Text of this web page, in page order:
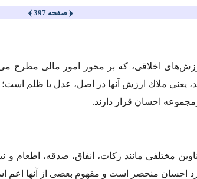
﴿ صفحه 397 ﴾
اخلاقی، كه بر محور امور مالی مطرح
یعنی ملاك ارزش آنها در اصل، عدل یا ظلم است؛
احسان قرار دارند.
مختلفی مانند زكات، انفاق، صدقه، اطعام
احسان منحصر است و مفهوم بعضی از آنها اعم